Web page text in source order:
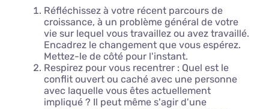
Réfléchissez à votre récent parcours de
croissance, à un problème général de votre
vie sur lequel vous travaillez ou avez travaillé.
Encadrez le changement que vous espérez.
Mettez-le de côté pour l'instant.
Respirez pour vous recentrer : Quel est le
conflit ouvert ou caché avec une personne
avec laquelle vous êtes actuellement
impliqué ? Il peut même s'agir d'une